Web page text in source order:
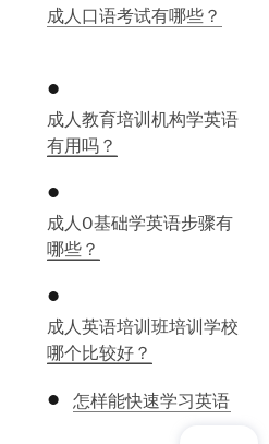
成人口语考试有哪些？
成人教育培训机构学英语
有用吗？
成人0基础学英语步骤有
哪些？
成人英语培训班培训学校
哪个比较好？
怎样能快速学习英语